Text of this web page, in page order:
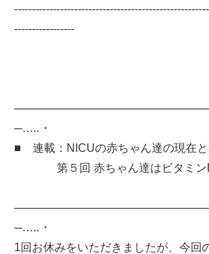
-----------------
─…‥・
■ 連載：NICUの赤ちゃん達の現在
第５回 赤ちゃん達はビタミンD
─…‥・
1回お休みをいただきましたが、今回